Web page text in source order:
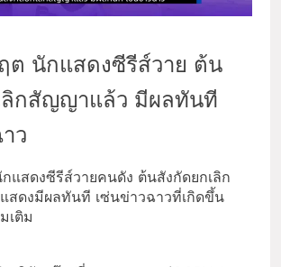
ต นักแสดงซีรีส์วาย ต้น
ลิกสัญญาแล้ว มีผลทันที
ว
แสดงซีรีส์วายคนดัง ต้นสังกัดยกเลิก
สดงมีผลทันที เซ่นข่าวฉาวที่เกิดขึ้น
เติม